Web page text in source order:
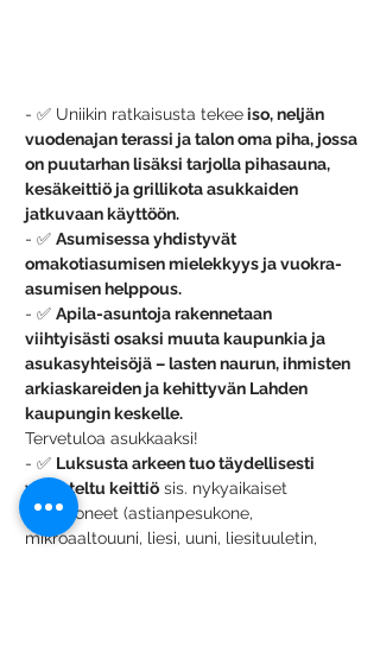
- ✅ Uniikin ratkaisusta tekee iso, neljän
vuodenajan terassi ja talon oma piha, jossa
on puutarhan lisäksi tarjolla pihasauna,
kesäkeittiö ja grillikota asukkaiden
jatkuvaan käyttöön.
- ✅ Asumisessa yhdistyvät
omakotiasumisen mielekkyys ja vuokra-
asumisen helppous.
- ✅ Apila-asuntoja rakennetaan
viihtyisästi osaksi muuta kaupunkia ja
asukasyhteisöjä – lasten naurun, ihmisten
arkiaskareiden ja kehittyvän Lahden
kaupungin keskelle.
Tervetuloa asukkaaksi!
- ✅ Luksusta arkeen tuo täydellisesti
varusteltu keittiö sis. nykyaikaiset
kodinkoneet (astianpesukone,
mikroaaltouuni, liesi, uuni, liesituuletin,